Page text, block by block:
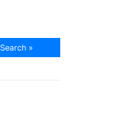
Search »